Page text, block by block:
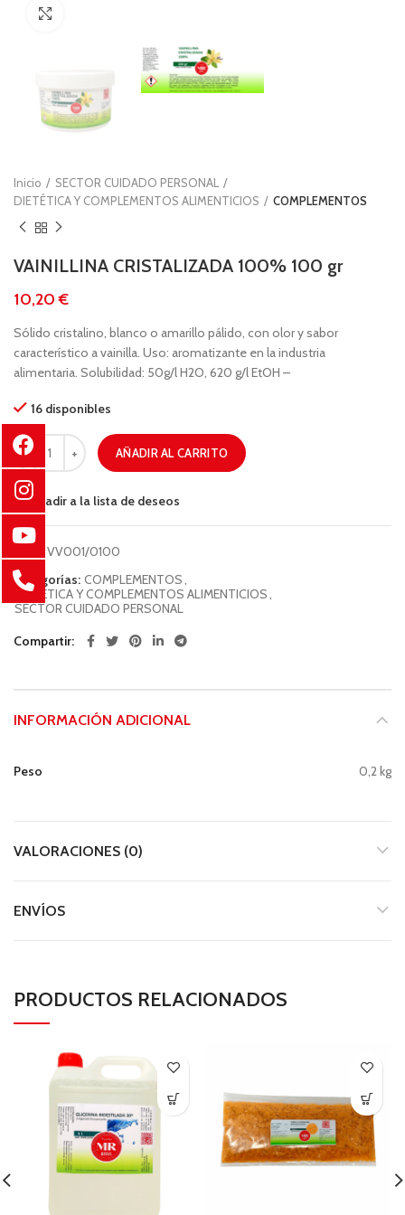
Inicio
SECTOR CUIDADO PERSONAL
DIETÉTICA Y COMPLEMENTOS ALIMENTICIOS
COMPLEMENTOS
VAINILLINA CRISTALIZADA 100% 100 gr
€
Sólido cristalino, blanco o amarillo pálido, con olor y sabor
característico a vainilla. Uso: aromatizante en la industria
alimentaria. Solubilidad: 50g/l H2O, 620 g/l EtOH –
16 disponibles
AÑADIR AL CARRITO
Añadir a la lista de deseos
VV001/0100
Categorías: COMPLEMENTOS
DIETÉTICA Y COMPLEMENTOS ALIMENTICIOS
SECTOR CUIDADO PERSONAL
Compartir
INFORMACIÓN ADICIONAL
Peso 0,2 kg
VALORACIONES (0)
ENVÍOS
PRODUCTOS RELACIONADOS